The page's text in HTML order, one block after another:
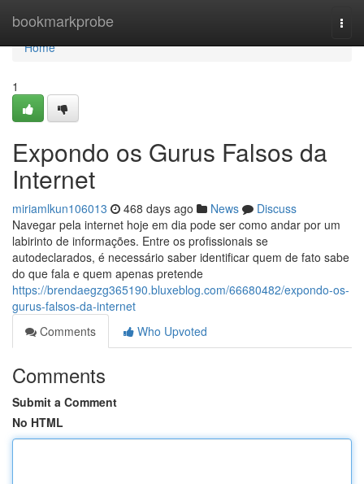
bookmarkprobe
Home
Home
1
Expondo os Gurus Falsos da
Internet
miriamlkun106013 468 days ago News
Discuss
Navegar pela internet hoje em dia pode ser como andar por um
labirinto de informações. Entre os profissionais se
autodeclarados, é necessário saber identificar quem de fato sabe
do que fala e quem apenas pretende
https://brendaegzg365190.bluxeblog.com/66680482/expondo-os-
gurus-falsos-da-internet
Comments
Who Upvoted
Comments
Submit a Comment
No HTML